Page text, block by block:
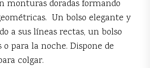
monturas doradas formando
Un bolso elegante y
a sus líneas rectas, un bolso
o para la noche. Dispone de
colgar.